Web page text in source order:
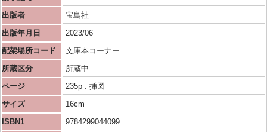
出版者
宝島社
出版年月日
2023/06
配架場所コード
文庫本コーナー
所蔵区分
所蔵中
ページ
235p : 挿図
サイズ
16cm
ISBN1
9784299044099